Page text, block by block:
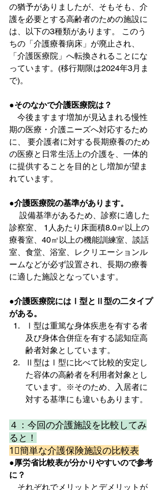
の猶予がありましたが、そもそも、介
護を必要とする高齢者のための施設に
は、以下の3種類があります。 このう
ちの「介護療養病床」が廃止され、
「介護医療院」へ転換されることにな
っています。(移行期限は2024年3月ま
で)。
●そのなかで介護医療院は？
今後ますます増加が見込まれる慢性
期の医療・介護ニーズへ対応するため
に、 要介護者に対する長期療養のため
の医療と日常生活上の介護を、一体的
に提供することを目的とし増加が望ま
れています。
●介護医療院の基準があります。
設備基準があるため、診察に適した
診察室、 1人あたり床面積8.0㎡以上の
療養室、40㎡以上の機能訓練室、談話
室、食堂、浴室、レクリエーションル
ームなどが必ず設置され、長期の療養
に適した施設となっています。
●介護医療院にはⅠ型とⅡ型の二タイプ
がある。
Ⅰ型は重篤な身体疾患を有する者
及び身体合併症を有する認知症高
齢者対象としています。
Ⅱ型はⅠ型に比べて比較的安定し
た容体の高齢者を利用者対象とし
ています。※そのため、入居者に
対する基準にも違いもあります。
４：今回の介護施設を比較してみ
ると！
1⃣簡単な介護保険施設の比較表
●厚労省比較表が分かりやすいので参考
に？
それぞれでメリットとデメリットが